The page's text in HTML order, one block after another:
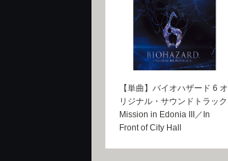
【単曲】バイオハザード 6 オ
リジナル・サウンドトラック
Mission in Edonia III／In
Front of City Hall